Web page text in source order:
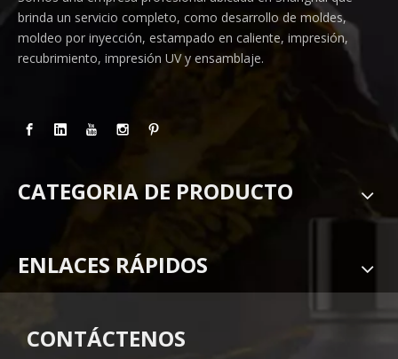
brinda un servicio completo, como desarrollo de moldes,
moldeo por inyección, estampado en caliente, impresión,
recubrimiento, impresión UV y ensamblaje.
CATEGORIA DE PRODUCTO
ENLACES RÁPIDOS
CONTÁCTENOS